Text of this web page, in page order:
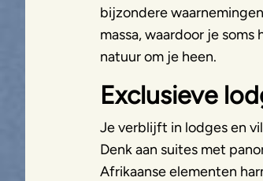
bijzondere
massa, waardoor je
natuur om je heen.
Exclusieve
Je verblijft in lodges en
Denk aan suites met
Afrikaanse elementen